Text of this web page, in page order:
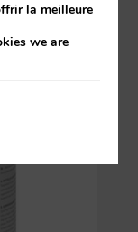
la meilleure
we are